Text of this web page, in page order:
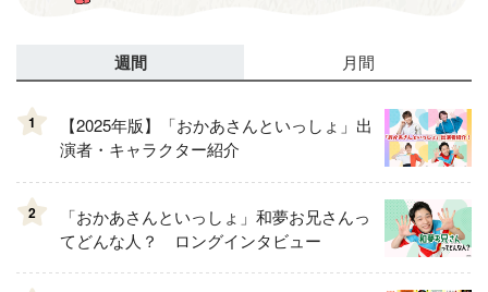
週間 月間
1
【2025年版】「おかあさんといっしょ」出
演者・キャラクター紹介
2
「おかあさんといっしょ」和夢お兄さんっ
てどんな人？ ロングインタビュー